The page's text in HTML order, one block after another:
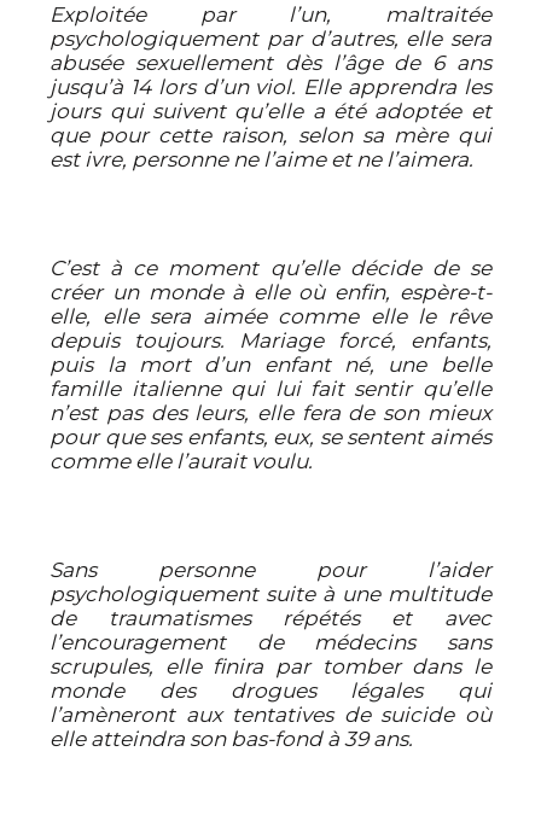
Exploitée par l’un, maltraitée
psychologiquement par d’autres, elle sera
abusée sexuellement dès l’âge de 6 ans
jusqu’à 14 lors d’un viol. Elle apprendra les
jours qui suivent qu’elle a été adoptée et
que pour cette raison, selon sa mère qui
est ivre, personne ne l’aime et ne l’aimera.
C’est à ce moment qu’elle décide de se
créer un monde à elle où enfin, espère-t-
elle, elle sera aimée comme elle le rêve
depuis toujours. Mariage forcé, enfants,
puis la mort d’un enfant né, une belle
famille italienne qui lui fait sentir qu’elle
n’est pas des leurs, elle fera de son mieux
pour que ses enfants, eux, se sentent aimés
comme elle l’aurait voulu.
Sans personne pour l’aider
psychologiquement suite à une multitude
de traumatismes répétés et avec
l’encouragement de médecins sans
scrupules, elle finira par tomber dans le
monde des drogues légales qui
l’amèneront aux tentatives de suicide où
elle atteindra son bas-fond à 39 ans.